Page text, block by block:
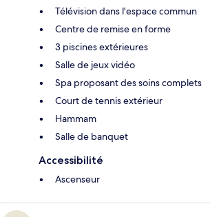
Télévision dans l'espace commun
Centre de remise en forme
3 piscines extérieures
Salle de jeux vidéo
Spa proposant des soins complets
Court de tennis extérieur
Hammam
Salle de banquet
Accessibilité
Ascenseur